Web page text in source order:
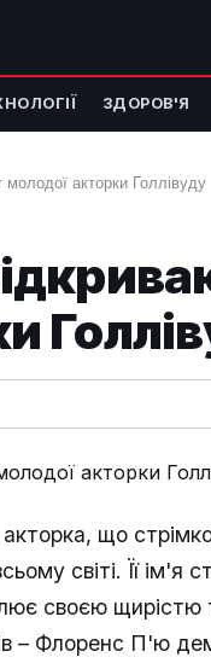
ЗДОРОВ'Я
акторки Голлівуду
що стрімко
світі. Її ім'я
своєю
– Флоренс П'ю